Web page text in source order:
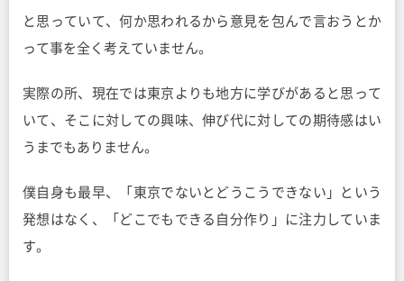
と思っていて、何か思われるから意見を包んで言おうとか
って事を全く考えていません。
実際の所、現在では東京よりも地方に学びがあると思って
いて、そこに対しての興味、伸び代に対しての期待感はい
うまでもありません。
僕自身も最早、「東京でないとどうこうできない」という
発想はなく、「どこでもできる自分作り」に注力していま
す。